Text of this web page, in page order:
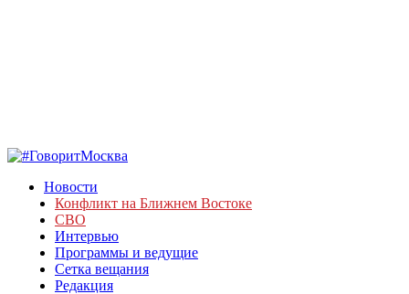
Новости
Конфликт на Ближнем Востоке
СВО
Интервью
Программы и ведущие
Сетка вещания
Редакция